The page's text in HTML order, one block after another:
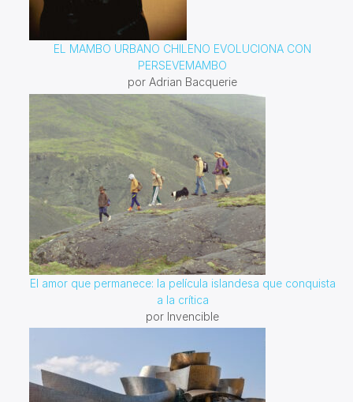
EL MAMBO URBANO CHILENO EVOLUCIONA CON
PERSEVEMAMBO
por Adrian Bacquerie
El amor que permanece: la película islandesa que conquista
a la crítica
por Invencible